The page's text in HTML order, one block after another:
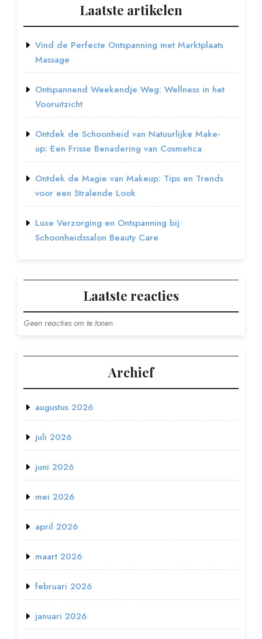
Laatste artikelen
Vind de Perfecte Ontspanning met Marktplaats
Massage
Ontspannend Weekendje Weg: Wellness in het
Vooruitzicht
Ontdek de Schoonheid van Natuurlijke Make-
up: Een Frisse Benadering van Cosmetica
Ontdek de Magie van Makeup: Tips en Trends
voor een Stralende Look
Luxe Verzorging en Ontspanning bij
Schoonheidssalon Beauty Care
Laatste reacties
Geen reacties om te tonen.
Archief
augustus 2026
juli 2026
juni 2026
mei 2026
april 2026
maart 2026
februari 2026
januari 2026